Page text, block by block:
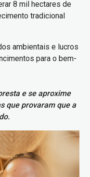
8 mil hectares de
tradicional
ambientais e lucros
para o bem-
e se aproxime
que provaram que a